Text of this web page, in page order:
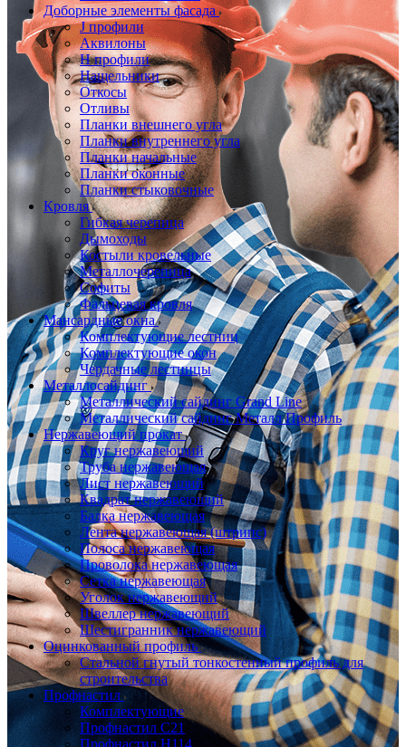
Доборные элементы фасада
J профили
Аквилоны
Н профили
Нащельники
Откосы
Отливы
Планки внешнего угла
Планки внутреннего угла
Планки начальные
Планки оконные
Планки стыковочные
Кровля
Гибкая черепица
Дымоходы
Костыли кровельные
Металлочерепица
Софиты
Фальцевая кровля
Мансардные окна
Комплектующие лестниц
Комплектующие окон
Чердачные лестницы
Металлосайдинг
Металлический сайдинг Grand Line
Металлический сайдинг Металл Профиль
Нержавеющий прокат
Круг нержавеющий
Труба нержавеющая
Лист нержавеющий
Квадрат нержавеющий
Балка нержавеющая
Лента нержавеющая (штрипс)
Полоса нержавеющая
Проволока нержавеющая
Сетка нержавеющая
Уголок нержавеющий
Швеллер нержавеющий
Шестигранник нержавеющий
Оцинкованный профиль
Стальной гнутый тонкостенный профиль для
строительства
Профнастил
Комплектующие
Профнастил C21
Профнастил Н114